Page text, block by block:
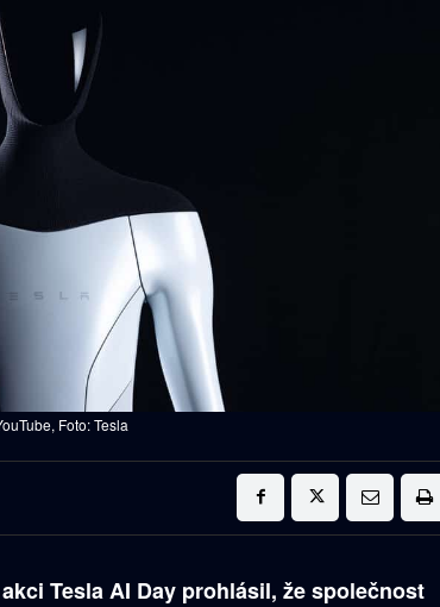
Foto: Tesla
Tesla AI Day prohlásil, že společnost